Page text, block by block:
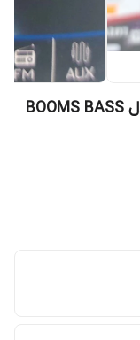
اسپیکر بلوتوثی قابل حمل بومزباس مدل BOOMS BASS